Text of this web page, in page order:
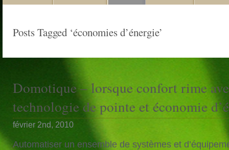
Posts Tagged ‘économies d’énergie’
Domotique – lorsque confort rime
technologie de pointe et économie
février 2nd, 2010
Automatiser un ensemble de systèmes et